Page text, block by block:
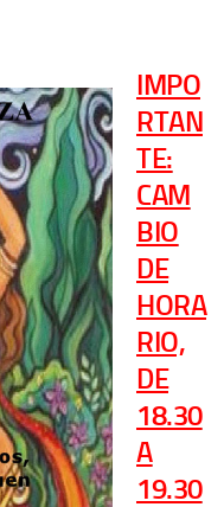
IMPO
RTAN
TE:
CAM
BIO
DE
HORA
RIO,
DE
18.30
A
19.30